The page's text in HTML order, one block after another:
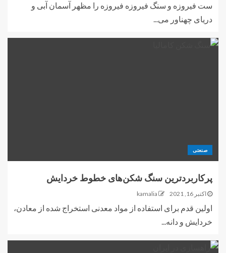
ست فیروزه و سنگ فیروزه فیروزه را مظهر آسمان آبی و
دریای چهناور می...
صنعتی
پرکاربردترین سنگ شکن‌های خطوط خردایش
اکتبر 16, 2021 kamalia
اولین قدم برای استفاده از مواد معدنی استخراج شده از معادن،
خردایش و دانه...